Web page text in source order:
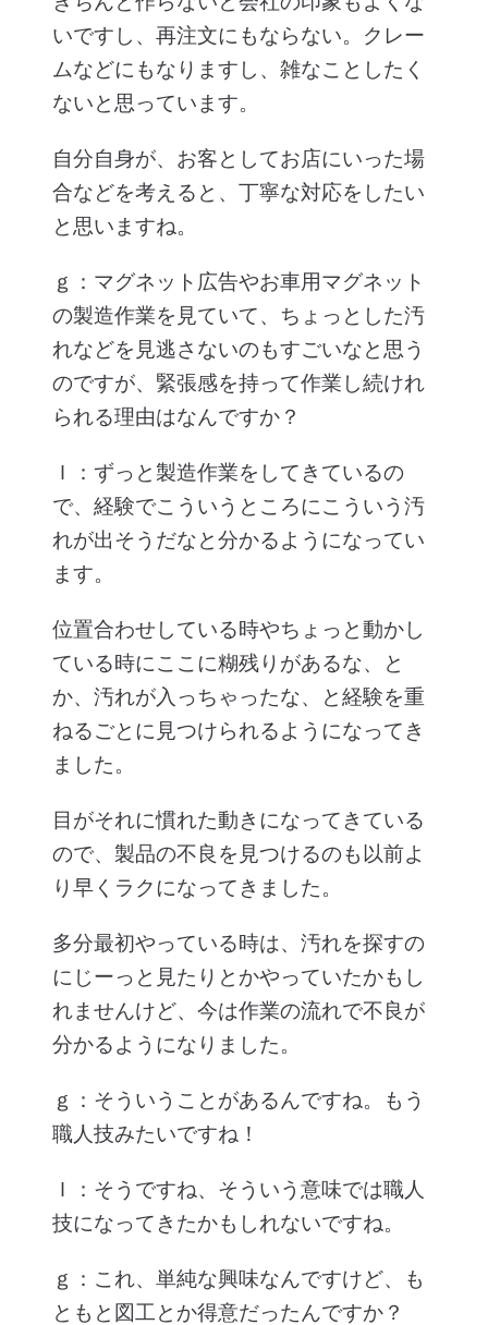
いですし、再注文にもならない。クレー
ムなどにもなりますし、雑なことしたく
ないと思っています。
自分自身が、お客としてお店にいった場
合などを考えると、丁寧な対応をしたい
と思いますね。
ｇ：マグネット広告やお車用マグネット
の製造作業を見ていて、ちょっとした汚
れなどを見逃さないのもすごいなと思う
のですが、緊張感を持って作業し続けれ
られる理由はなんですか？
Ｉ：ずっと製造作業をしてきているの
で、経験でこういうところにこういう汚
れが出そうだなと分かるようになってい
ます。
位置合わせしている時やちょっと動かし
ている時にここに糊残りがあるな、と
か、汚れが入っちゃったな、と経験を重
ねるごとに見つけられるようになってき
ました。
目がそれに慣れた動きになってきている
ので、製品の不良を見つけるのも以前よ
り早くラクになってきました。
多分最初やっている時は、汚れを探すの
にじーっと見たりとかやっていたかもし
れませんけど、今は作業の流れで不良が
分かるようになりました。
ｇ：そういうことがあるんですね。もう
職人技みたいですね！
Ｉ：そうですね、そういう意味では職人
技になってきたかもしれないですね。
ｇ：これ、単純な興味なんですけど、も
ともと図工とか得意だったんですか？